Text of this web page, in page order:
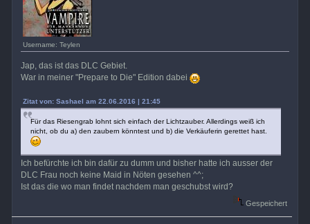
Username: Teylen
Jap, das ist das DLC Gebiet.
War in meiner "Prepare to Die" Edition dabei
Zitat von: Sashael am 22.06.2016 | 21:45
Für das Riesengrab lohnt sich einfach der Lichtzauber. Allerdings weiß ich
nicht, ob du a) den zaubern könntest und b) die Verkäuferin gerettet hast.
Ich befürchte ich bin dafür zu dumm und bisher hatte ich ausser der
DLC Frau noch keine Maid in Nöten gesehen ^^;
Ist das die wo man findet nachdem man geschubst wird?
Gespeichert